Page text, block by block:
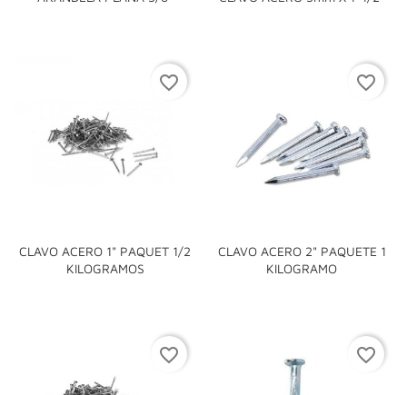
CLAVO ACERO 1" PAQUET 1/2
KILOGRAMOS
favorite_border
CLAVO ACERO 2" PAQUETE 1
KILOGRAMO
favorite_border
favorite_border favorite_border